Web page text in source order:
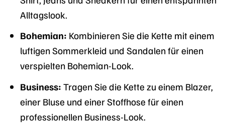
Alltagslook.
Bohemian: Kombinieren Sie die Kette mit einem
luftigen Sommerkleid und Sandalen für einen
verspielten Bohemian-Look.
Business: Tragen Sie die Kette zu einem Blazer,
einer Bluse und einer Stoffhose für einen
professionellen Business-Look.